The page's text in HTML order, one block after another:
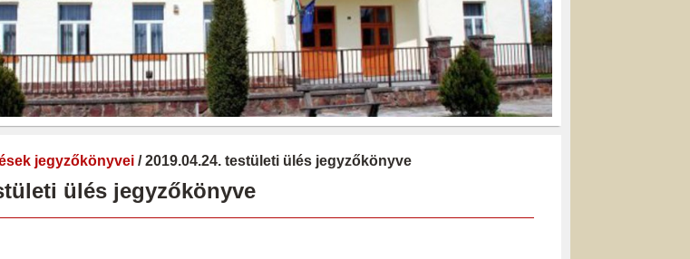
jegyzőkönyvei / 2019.04.24. testületi ülés jegyzőkönyve
ülés jegyzőkönyve